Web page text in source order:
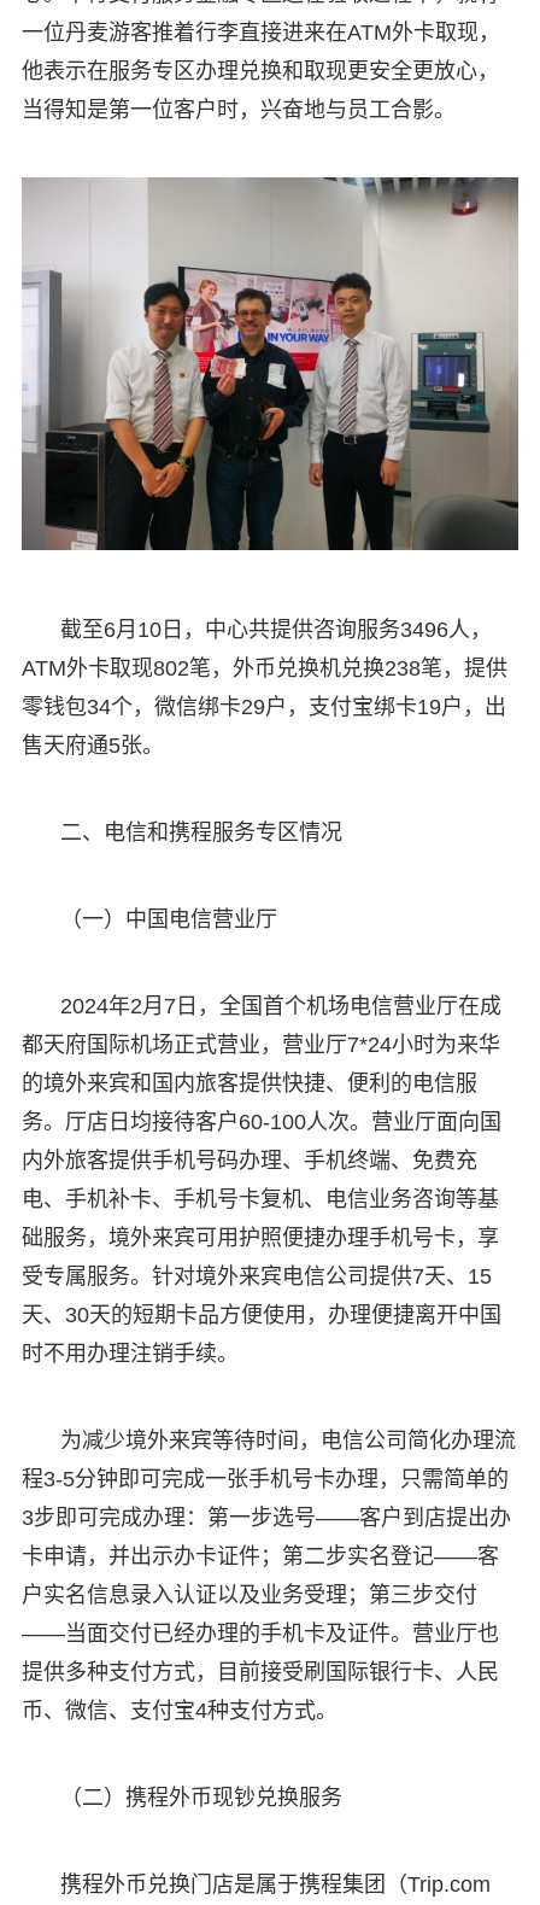
一位丹麦游客推着行李直接进来在ATM外卡取现，
他表示在服务专区办理兑换和取现更安全更放心，
当得知是第一位客户时，兴奋地与员工合影。
截至6月10日，中心共提供咨询服务3496人，
ATM外卡取现802笔，外币兑换机兑换238笔，提供
零钱包34个，微信绑卡29户，支付宝绑卡19户，出
售天府通5张。
二、电信和携程服务专区情况
（一）中国电信营业厅
2024年2月7日，全国首个机场电信营业厅在成
都天府国际机场正式营业，营业厅7*24小时为来华
的境外来宾和国内旅客提供快捷、便利的电信服
务。厅店日均接待客户60-100人次。营业厅面向国
内外旅客提供手机号码办理、手机终端、免费充
电、手机补卡、手机号卡复机、电信业务咨询等基
础服务，境外来宾可用护照便捷办理手机号卡，享
受专属服务。针对境外来宾电信公司提供7天、15
天、30天的短期卡品方便使用，办理便捷离开中国
时不用办理注销手续。
为减少境外来宾等待时间，电信公司简化办理流
程3-5分钟即可完成一张手机号卡办理，只需简单的
3步即可完成办理：第一步选号——客户到店提出办
卡申请，并出示办卡证件；第二步实名登记——客
户实名信息录入认证以及业务受理；第三步交付
——当面交付已经办理的手机卡及证件。营业厅也
提供多种支付方式，目前接受刷国际银行卡、人民
币、微信、支付宝4种支付方式。
（二）携程外币现钞兑换服务
携程外币兑换门店是属于携程集团（Trip.com